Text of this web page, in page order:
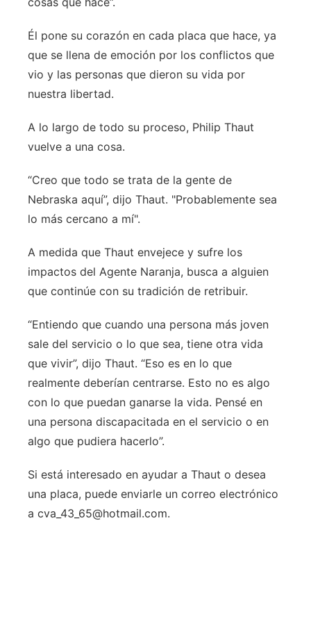
Él pone su corazón en cada placa que hace, ya
que se llena de emoción por los conflictos que
vio y las personas que dieron su vida por
nuestra libertad.
A lo largo de todo su proceso, Philip Thaut
vuelve a una cosa.
“Creo que todo se trata de la gente de
Nebraska aquí”, dijo Thaut. "Probablemente sea
lo más cercano a mí".
A medida que Thaut envejece y sufre los
impactos del Agente Naranja, busca a alguien
que continúe con su tradición de retribuir.
“Entiendo que cuando una persona más joven
sale del servicio o lo que sea, tiene otra vida
que vivir”, dijo Thaut. “Eso es en lo que
realmente deberían centrarse. Esto no es algo
con lo que puedan ganarse la vida. Pensé en
una persona discapacitada en el servicio o en
algo que pudiera hacerlo”.
Si está interesado en ayudar a Thaut o desea
una placa, puede enviarle un correo electrónico
a cva_43_65@hotmail.com.